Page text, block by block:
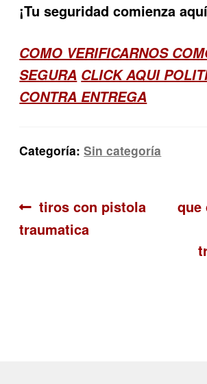
¡Tu seguridad comienza
COMO VERIFICARNOS
SEGURA CLICK AQUI
CONTRA ENTREGA
Categoría:Sin categoría
Navegación
de
Anterior:
tiros con pistola
traumatica
que